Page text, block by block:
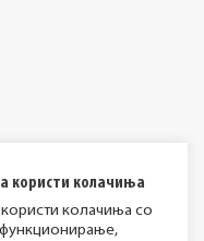
користи колачиња
колачиња со